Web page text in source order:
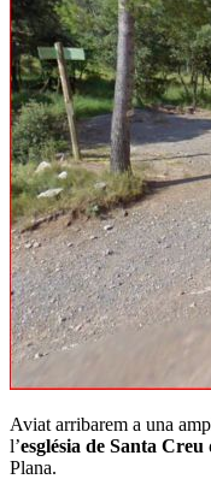
Aviat arribarem a una
l’església de Santa
Plana.